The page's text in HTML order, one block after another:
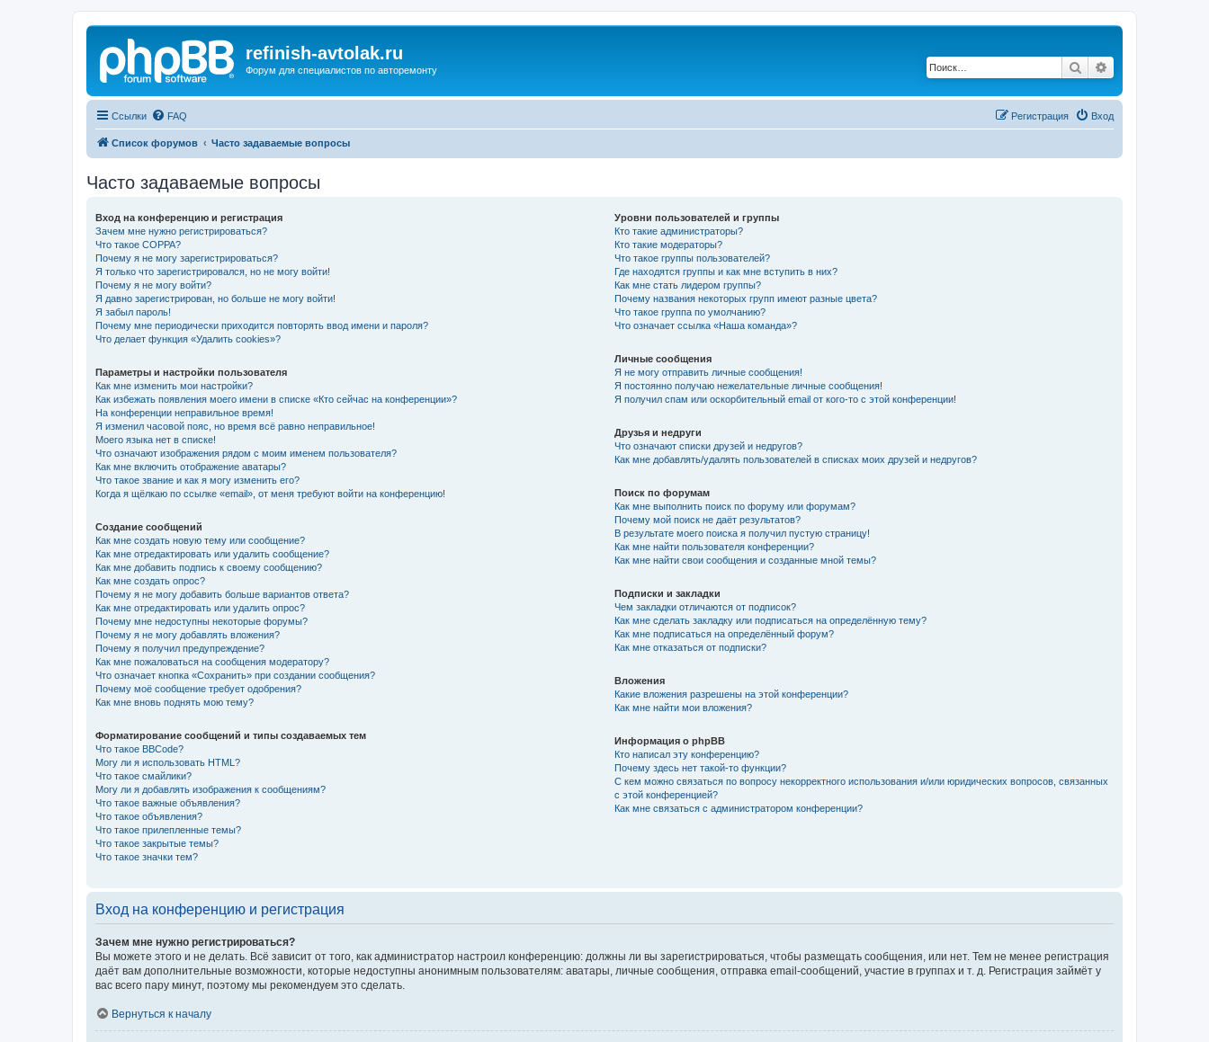
refinish-avtolak.ru
Форум для специалистов по авторемонту Поиск
Ссылки FAQ Вход
Регистрация
Список форумов Часто задаваемые вопросы
Часто задаваемые вопросы
Вход на конференцию и регистрация
Зачем мне нужно регистрироваться?
Что такое COPPA?
Почему я не могу зарегистрироваться?
Я только что зарегистрировался, но не могу войти!
Почему я не могу войти?
Я давно зарегистрирован, но больше не могу войти!
Я забыл пароль!
Почему мне периодически приходится повторять ввод имени и пароля?
Что делает функция «Удалить cookies»?
Параметры и настройки пользователя
Как мне изменить мои настройки?
Как избежать появления моего имени в списке «Кто сейчас на конференции»?
На конференции неправильное время!
Я изменил часовой пояс, но время всё равно неправильное!
Моего языка нет в списке!
Что означают изображения рядом с моим именем пользователя?
Как мне включить отображение аватары?
Что такое звание и как я могу изменить его?
Когда я щёлкаю по ссылке «email», от меня требуют войти на конференцию!
Создание сообщений
Как мне создать новую тему или сообщение?
Как мне отредактировать или удалить сообщение?
Как мне добавить подпись к своему сообщению?
Как мне создать опрос?
Почему я не могу добавить больше вариантов ответа?
Как мне отредактировать или удалить опрос?
Почему мне недоступны некоторые форумы?
Почему я не могу добавлять вложения?
Почему я получил предупреждение?
Как мне пожаловаться на сообщения модератору?
Что означает кнопка «Сохранить» при создании сообщения?
Почему моё сообщение требует одобрения?
Как мне вновь поднять мою тему?
Форматирование сообщений и типы создаваемых тем
Что такое BBCode?
Могу ли я использовать HTML?
Что такое смайлики?
Могу ли я добавлять изображения к сообщениям?
Что такое важные объявления?
Что такое объявления?
Что такое прилепленные темы?
Что такое закрытые темы?
Что такое значки тем?
Уровни пользователей и группы
Кто такие администраторы?
Кто такие модераторы?
Что такое группы пользователей?
Где находятся группы и как мне вступить в них?
Как мне стать лидером группы?
Почему названия некоторых групп имеют разные цвета?
Что такое группа по умолчанию?
Что означает ссылка «Наша команда»?
Личные сообщения
Я не могу отправить личные сообщения!
Я постоянно получаю нежелательные личные сообщения!
Я получил спам или оскорбительный email от кого-то с этой конференции!
Друзья и недруги
Что означают списки друзей и недругов?
Как мне добавлять/удалять пользователей в списках моих друзей и недругов?
Поиск по форумам
Как мне выполнить поиск по форуму или форумам?
Почему мой поиск не даёт результатов?
В результате моего поиска я получил пустую страницу!
Как мне найти пользователя конференции?
Как мне найти свои сообщения и созданные мной темы?
Подписки и закладки
Чем закладки отличаются от подписок?
Как мне сделать закладку или подписаться на определённую тему?
Как мне подписаться на определённый форум?
Как мне отказаться от подписки?
Вложения
Какие вложения разрешены на этой конференции?
Как мне найти мои вложения?
Информация о phpBB
Кто написал эту конференцию?
Почему здесь нет такой-то функции?
С кем можно связаться по вопросу некорректного использования и/или юридических вопросов, связанных
с этой конференцией?
Как мне связаться с администратором конференции?
Вход на конференцию и регистрация
Зачем мне нужно регистрироваться?
Вы можете этого и не делать. Всё зависит от того, как администратор настроил конференцию: должны ли вы зарегистрироваться, чтобы размещать сообщения, или нет. Тем не менее регистрация
даёт вам дополнительные возможности, которые недоступны анонимным пользователям: аватары, личные сообщения, отправка email-сообщений, участие в группах и т. д. Регистрация займёт у
вас всего пару минут, поэтому мы рекомендуем это сделать.
Вернуться к началу